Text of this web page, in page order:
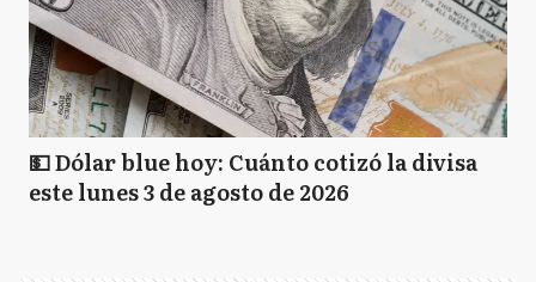
💵 Dólar blue hoy: Cuánto cotizó la divisa
este lunes 3 de agosto de 2026